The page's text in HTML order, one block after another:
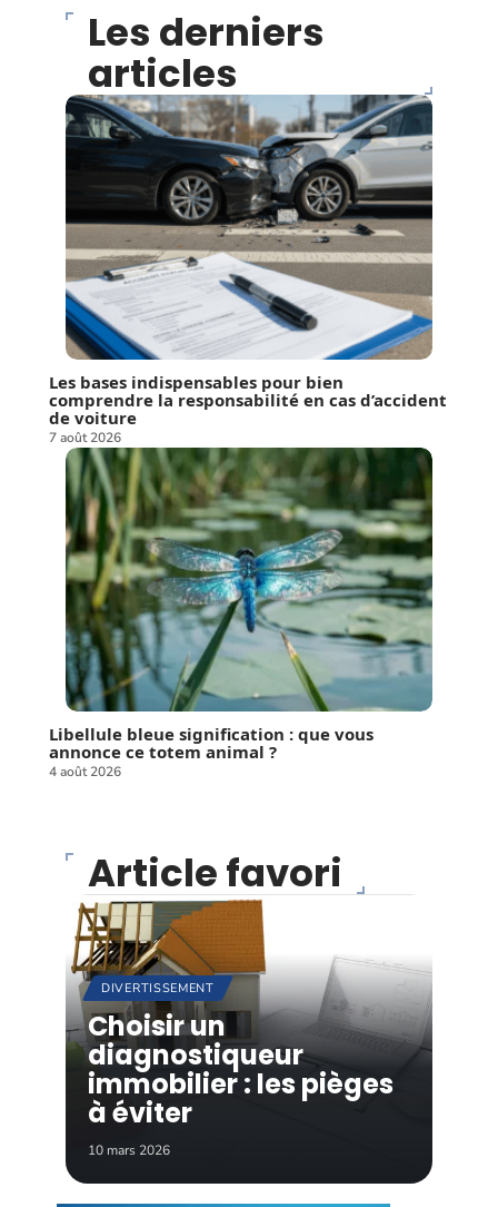
Les derniers
articles
Les bases indispensables pour bien
comprendre la responsabilité en cas d’accident
de voiture
7 août 2026
Libellule bleue signification : que vous
annonce ce totem animal ?
4 août 2026
Article favori
DIVERTISSEMENT
Choisir un
diagnostiqueur
immobilier : les pièges
à éviter
10 mars 2026